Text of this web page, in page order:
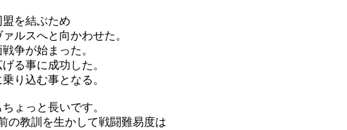
を結ぶため
ルスへと向かわせた。
争が始まった。
る事に成功した。
り込む事となる。
ょっと長いです。
の教訓を生かして戦闘難易度は